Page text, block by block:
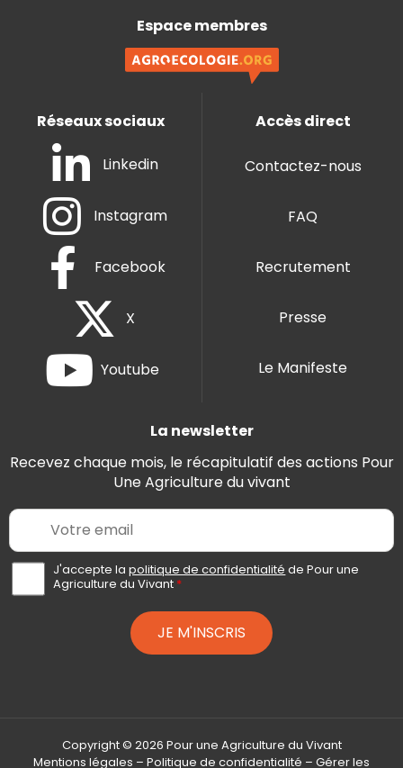
Espace membres
Réseaux sociaux
Linkedin
Instagram
Facebook
X
Youtube
Accès direct
Contactez-nous
FAQ
Recrutement
Presse
Le Manifeste
La newsletter
Recevez chaque mois, le récapitulatif des actions Pour
Une Agriculture du vivant
E
a
A
c
J'accepte lapolitique de confidentialité de Pour une
Agriculture du Vivant *
JE M'INSCRIS
Copyright © 2026 Pour une Agriculture du Vivant
Mentions légales – Politique de confidentialité – Gérer les